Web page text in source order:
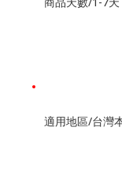
適用地區/台灣